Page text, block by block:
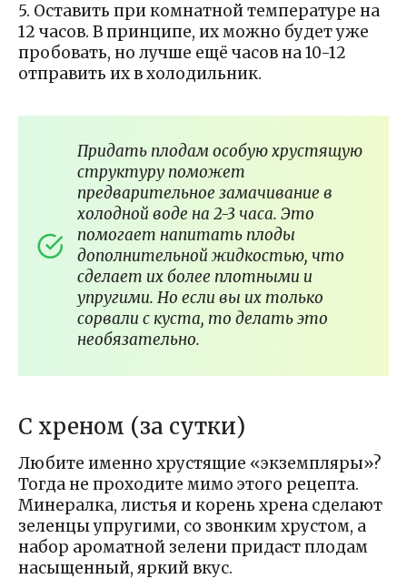
5. Оставить при комнатной температуре на
12 часов. В принципе, их можно будет уже
пробовать, но лучше ещё часов на 10-12
отправить их в холодильник.
Придать плодам особую хрустящую
структуру поможет
предварительное замачивание в
холодной воде на 2-3 часа. Это
помогает напитать плоды
дополнительной жидкостью, что
сделает их более плотными и
упругими. Но если вы их только
сорвали с куста, то делать это
необязательно.
С хреном (за сутки)
Любите именно хрустящие «экземпляры»?
Тогда не проходите мимо этого рецепта.
Минералка, листья и корень хрена сделают
зеленцы упругими, со звонким хрустом, а
набор ароматной зелени придаст плодам
насыщенный, яркий вкус.